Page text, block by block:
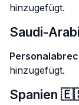
hinzugefügt.
Saudi-
hinzugefügt.
Spanien